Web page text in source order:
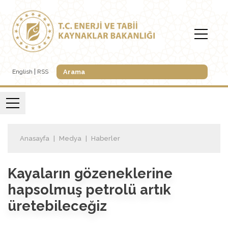
English RSS
Anasayfa Medya Haberler
Kayaların gözeneklerine
hapsolmuş petrolü artık
üretebileceğiz